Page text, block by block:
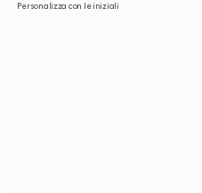
Personalizza con le iniziali